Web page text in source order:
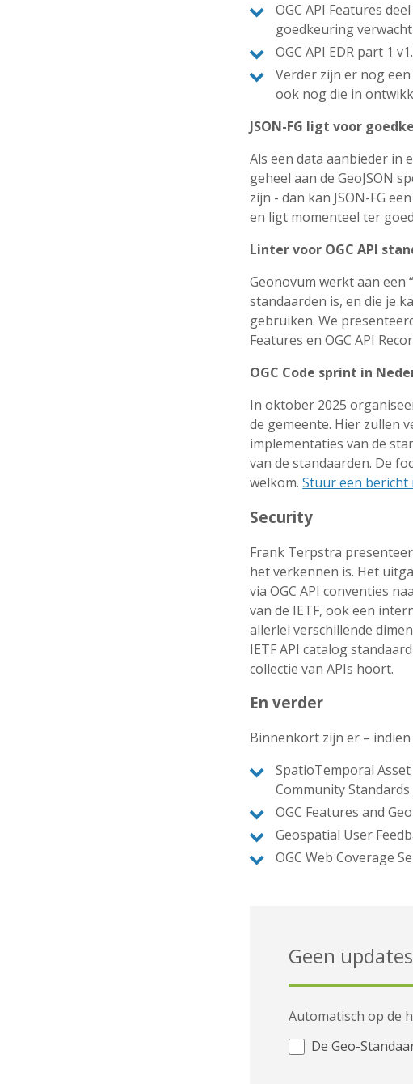
OGC API Features
goedkeuring verwacht
OGC API EDR part 1
Verder zijn er nog
ook nog die in
JSON-FG ligt voor
Als een data aanbieder in
geheel aan de GeoJSON
zijn - dan kan JSON-FG
en ligt momenteel ter
Linter voor OGC API
Geonovum werkt aan een
standaarden is, en die je
gebruiken. We
Features en OGC API
OGC Code sprint in
In oktober 2025
de gemeente. Hier zullen
implementaties van de
van de standaarden. De
welkom.Stuur een bericht
Security
Frank Terpstra
het verkennen is. Het
via OGC API conventies
van de IETF, ook een
allerlei verschillende
IETF API catalog
collectie van APIs hoort.
En verder
Binnenkort zijn er –
SpatioTemporal Asset
Community Standards
OGC Features and
Geospatial User
OGC Web Coverage
Geen
Automatisch op de
De Geo-